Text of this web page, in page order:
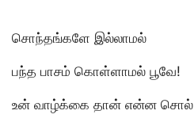
சொந்தங்களே இல்லாமல்
பந்த பாசம் கொள்ளாமல் பூவே!
உன் வாழ்க்கை தான் என்ன சொல்